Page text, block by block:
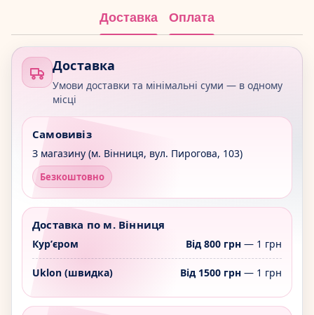
Доставка Оплата
Доставка
Умови доставки та мінімальні суми — в одному
місці
Самовивіз
З магазину (м. Вінниця, вул. Пирогова, 103)
Безкоштовно
Доставка по м. Вінниця
Курʼєром Від 800 грн— 1 грн
Uklon (швидка) Від 1500 грн— 1 грн